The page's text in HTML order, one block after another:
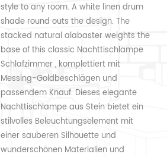
style to any room. A white linen drum
shade round outs the design. The
stacked natural alabaster weights the
base of this classic Nachttischlampe
Schlafzimmer , komplettiert mit
Messing-Goldbeschlägen und
passendem Knauf. Dieses elegante
Nachttischlampe aus Stein bietet ein
stilvolles Beleuchtungselement mit
einer sauberen Silhouette und
wunderschönen Materialien und